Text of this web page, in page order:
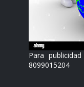
Para
8099015204